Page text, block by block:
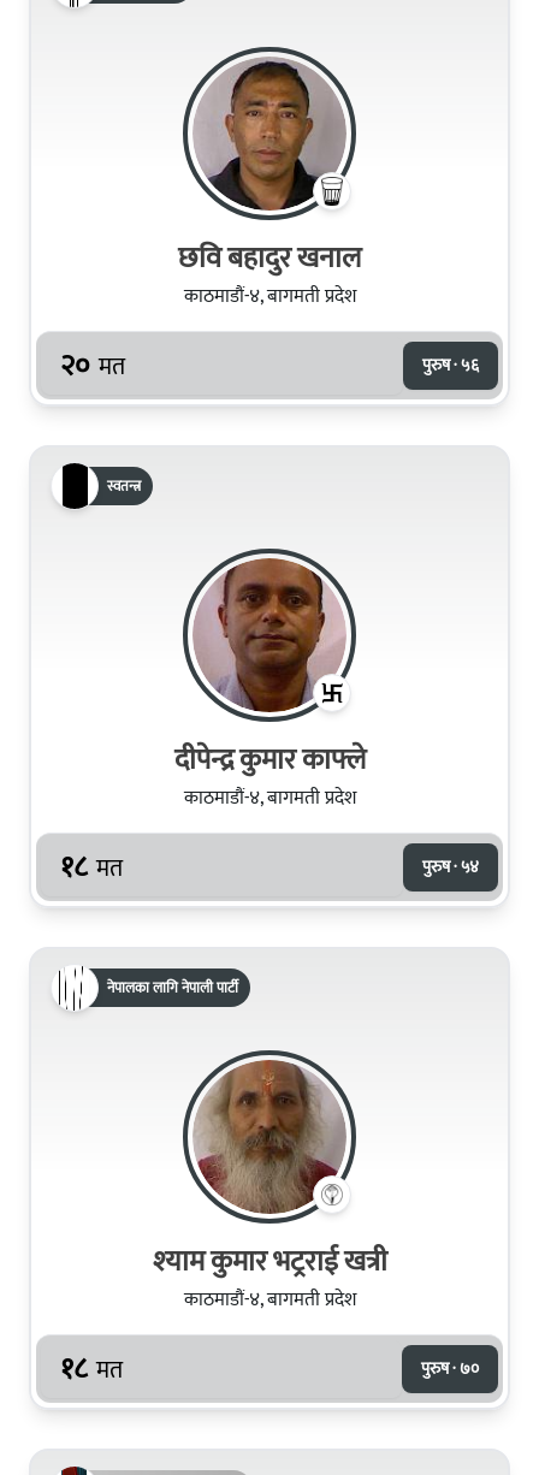
छवि बहादुर खनाल
काठमाडौं-४, बागमती प्रदेश
२० मत पुरुष · ५६
स्वतन्त्र
दीपेन्द्र कुमार काफ्ले
काठमाडौं-४, बागमती प्रदेश
१८ मत पुरुष · ५४
नेपालका लागि नेपाली पार्टी
श्‍याम कुमार भट्रराई खत्री
काठमाडौं-४, बागमती प्रदेश
१८ मत पुरुष · ७०